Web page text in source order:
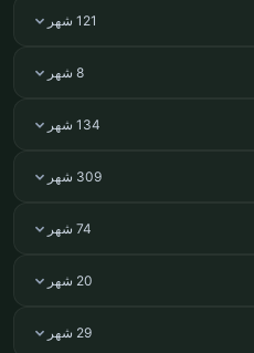
121 شهر
8 شهر
134 شهر
309 شهر
74 شهر
20 شهر
29 شهر